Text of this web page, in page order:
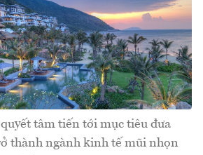
tâm tiến tới mục tiêu đưa
thành ngành kinh tế mũi nhọn